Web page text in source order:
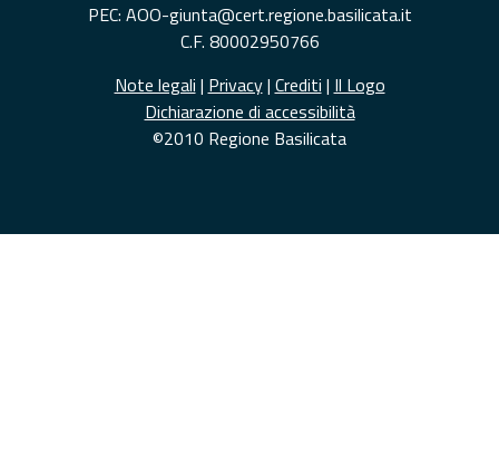
PEC: AOO-giunta@cert.regione.basilicata.it
C.F. 80002950766
Note legali | Privacy| Crediti | Il Logo
Dichiarazione di accessibilità
©2010 Regione Basilicata